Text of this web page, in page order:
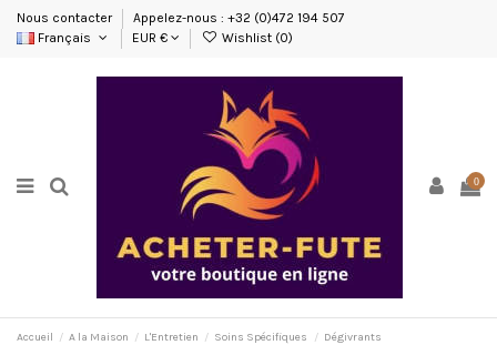
Nous contacter
Appelez-nous : +32 (0)472 194 507
Français
EUR € Wishlist (0)
0
Accueil A la Maison L'Entretien Soins Spécifiques Dégivrants